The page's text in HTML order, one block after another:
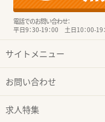
電話でのお問い合わせ：
平日9：30-19：00 土日10：00-19
サイトメニュー
お問い合わせ
求人特集